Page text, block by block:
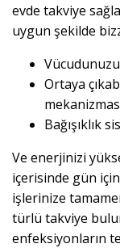
evde takviye
uygun şekilde
Ortaya
Bağışıklık
Ve enerjinizi
içerisinde gün
işlerinize
türlü takviye
enfeksiyonların